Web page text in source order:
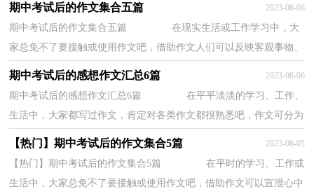
期中考试后的作文集合五篇 2023-06-06
期中考试后的作文集合五篇 在现实生活或工作学习中，大
家总免不了要接触或使用作文吧，借助作文人们可以反映客观事物、
期中考试后的感想作文汇总6篇 2023-06-06
期中考试后的感想作文汇总6篇 在平平淡淡的学习、工作、
生活中，大家都写过作文，肯定对各类作文都很熟悉吧，作文可分为
小学作文、中学作文、大学作文（论文）。一篇...
【热门】期中考试后的作文集合5篇 2023-06-05
【热门】期中考试后的作文集合5篇 在平时的学习、工作或
生活中，大家总免不了要接触或使用作文吧，借助作文可以宣泄心中